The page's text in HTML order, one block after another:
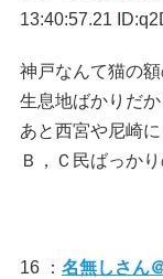
13:40:57.21
神戸なんて猫の
生息地ばかりだ
あと西宮や尼崎
Ｂ，Ｃ民ばっか
16 ： 名無しさん